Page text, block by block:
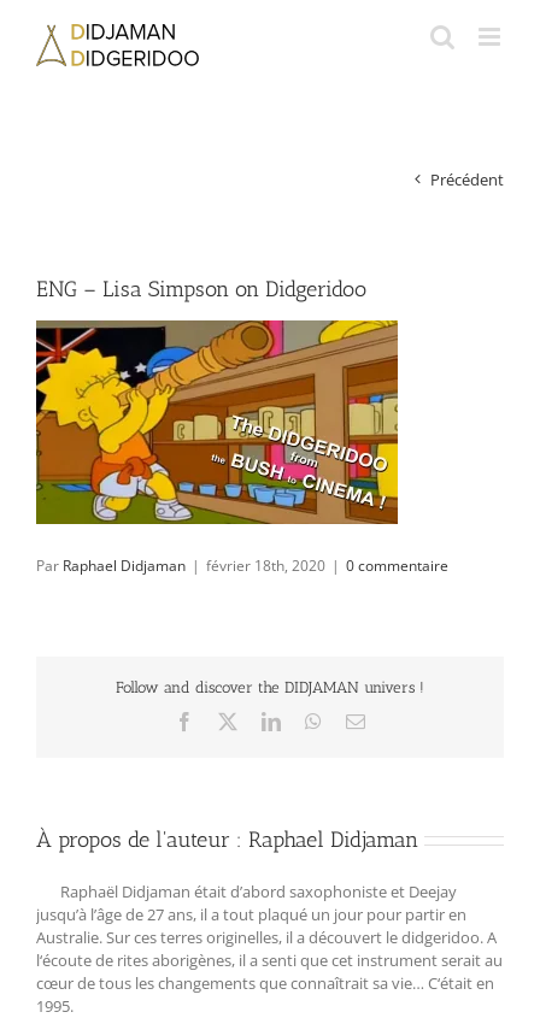
contenu
Précédent
ENG – Lisa Simpson on Didgeridoo
Par Raphael Didjaman | février 18th, 2020 | 0 commentaire
Follow and discover the DIDJAMAN univers !
Facebook LinkedInWhatsApp
Email
À propos de l'auteur : Raphael Didjaman
Raphaël Didjaman était d’abord saxophoniste et Deejay
jusqu’à l’âge de 27 ans, il a tout plaqué un jour pour partir en
Australie. Sur ces terres originelles, il a découvert le didgeridoo. A
l‘écoute de rites aborigènes, il a senti que cet instrument serait au
cœur de tous les changements que connaîtrait sa vie… C‘était en
1995.